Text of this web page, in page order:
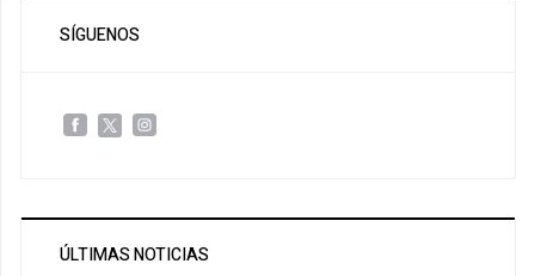
SÍGUENOS
ÚLTIMAS NOTICIAS